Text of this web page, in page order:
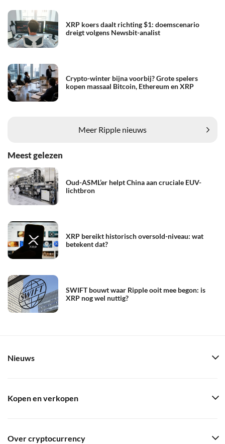
XRP koers daalt richting $1: doemscenario
dreigt volgens Newsbit-analist
Crypto-winter bijna voorbij? Grote spelers
kopen massaal Bitcoin, Ethereum en XRP
Meer Ripple nieuws
Meest gelezen
Oud-ASML’er helpt China aan cruciale EUV-
lichtbron
XRP bereikt historisch oversold-niveau: wat
betekent dat?
SWIFT bouwt waar Ripple ooit mee begon: is
XRP nog wel nuttig?
Nieuws
Kopen en verkopen
Over cryptocurrency